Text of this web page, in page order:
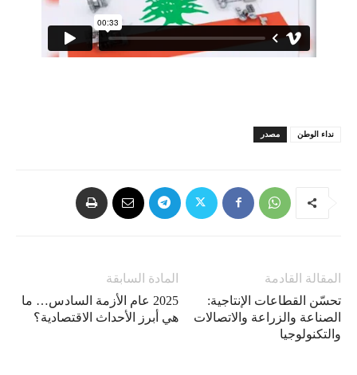
مصدر نداء الوطن
المادة السابقة
2025 عام الأزمة السادس… ما
هي أبرز الأحداث الاقتصادية؟
المقالة القادمة
تحسّن القطاعات الإنتاجية:
الصناعة والزراعة والاتصالات
والتكنولوجيا